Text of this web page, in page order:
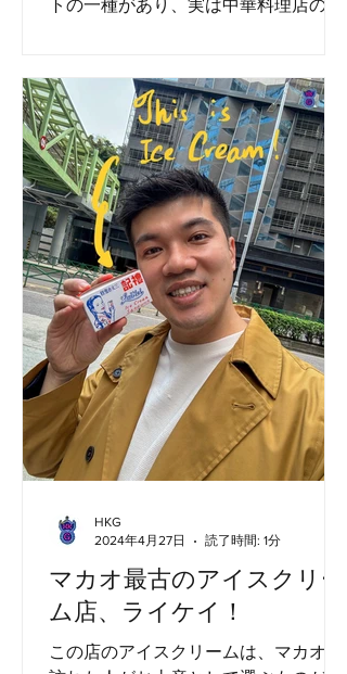
トの一種があり、実は中華料理店の雰
いたゼリーで、子供たちの行儀を良く
するという特別な機能があります。...
マカオ最古のアイスクリー
ム店、ライケイ！
この店のアイスクリームは、マカオを
HKG
2024年4月27日
読了時間: 1分